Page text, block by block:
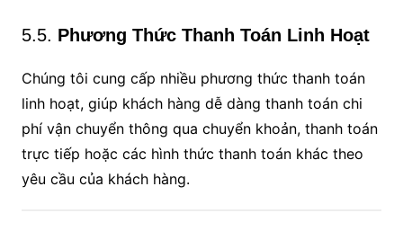
5.5. Phương Thức Thanh Toán Linh Hoạt
Chúng tôi cung cấp nhiều phương thức thanh toán
linh hoạt, giúp khách hàng dễ dàng thanh toán chi
phí vận chuyển thông qua chuyển khoản, thanh toán
trực tiếp hoặc các hình thức thanh toán khác theo
yêu cầu của khách hàng.